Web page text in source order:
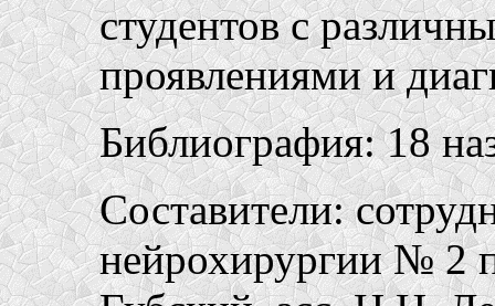
студентов с
проявлениями и
Библиография: 18
Составители:
нейрохирургии №